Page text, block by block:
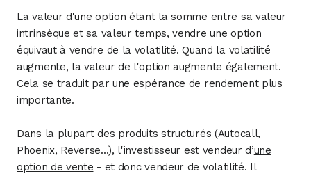
La valeur d'une option étant la somme entre sa valeur
intrinsèque et sa valeur temps, vendre une option
équivaut à vendre de la volatilité. Quand la volatilité
augmente, la valeur de l'option augmente également.
Cela se traduit par une espérance de rendement plus
importante.
Dans la plupart des produits structurés (Autocall,
Phoenix, Reverse...), l'investisseur est vendeur d’une
option de vente - et donc vendeur de volatilité. Il